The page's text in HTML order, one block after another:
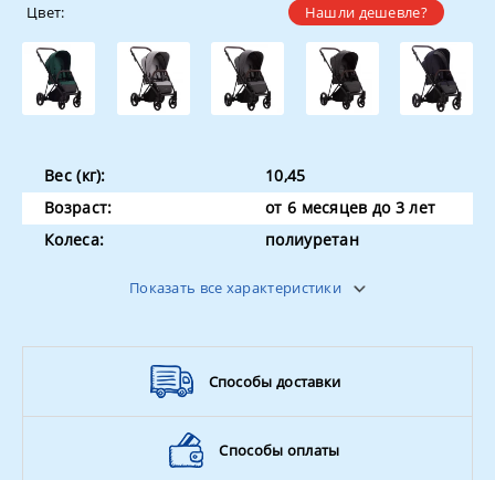
Нашли дешевле?
Цвет:
Вес (кг):
10,45
Возраст:
от 6 месяцев до 3 лет
Колеса:
полиуретан
Польша
Показать все характеристики
Способы доставки
Способы оплаты